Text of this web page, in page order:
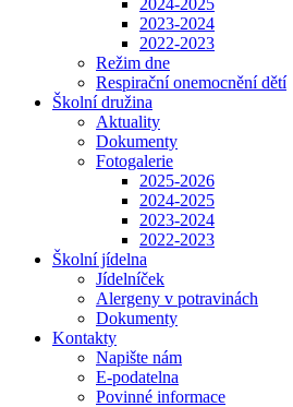
2024-2025
2023-2024
2022-2023
Režim dne
Respirační onemocnění dětí
Školní družina
Aktuality
Dokumenty
Fotogalerie
2025-2026
2024-2025
2023-2024
2022-2023
Školní jídelna
Jídelníček
Alergeny v potravinách
Dokumenty
Kontakty
Napište nám
E-podatelna
Povinné informace